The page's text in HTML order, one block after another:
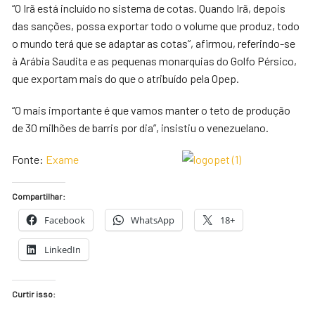
“O Irã está incluído no sistema de cotas. Quando Irã, depois
das sanções, possa exportar todo o volume que produz, todo
o mundo terá que se adaptar as cotas”, afirmou, referindo-se
à Arábia Saudita e as pequenas monarquias do Golfo Pérsico,
que exportam mais do que o atribuído pela Opep.
“O mais importante é que vamos manter o teto de produção
de 30 milhões de barris por dia”, insistiu o venezuelano.
Fonte: Exame
Compartilhar:
Facebook WhatsApp 18+
LinkedIn
Curtir isso: